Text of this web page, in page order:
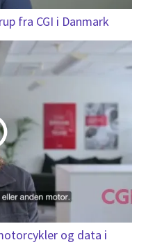
fra CGI i Danmark
og data i